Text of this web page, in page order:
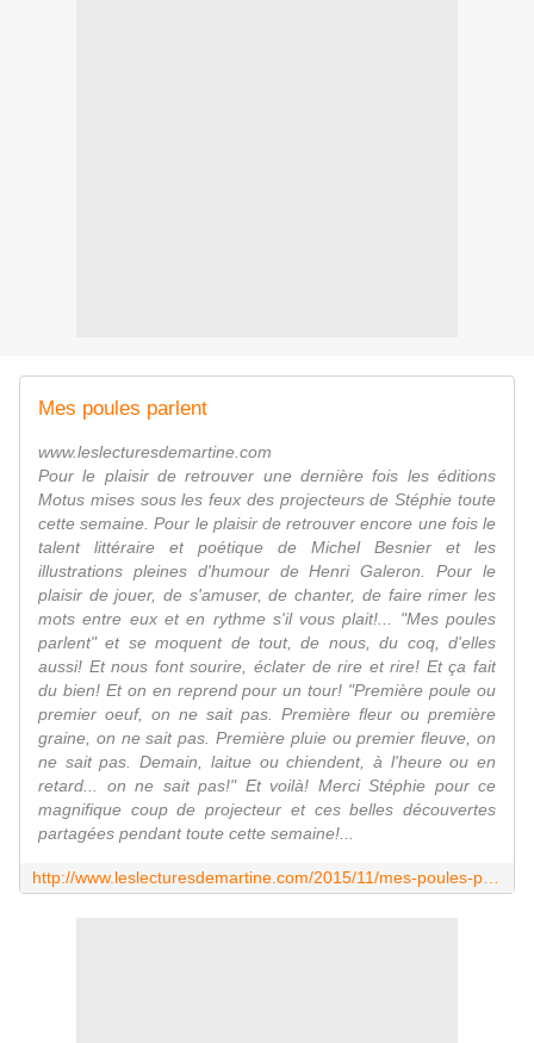
Mes poules parlent
www.leslecturesdemartine.com
Pour le plaisir de retrouver une dernière fois les éditions
Motus mises sous les feux des projecteurs de Stéphie toute
cette semaine. Pour le plaisir de retrouver encore une fois le
talent littéraire et poétique de Michel Besnier et les
illustrations pleines d'humour de Henri Galeron. Pour le
plaisir de jouer, de s'amuser, de chanter, de faire rimer les
mots entre eux et en rythme s'il vous plait!... "Mes poules
parlent" et se moquent de tout, de nous, du coq, d'elles
aussi! Et nous font sourire, éclater de rire et rire! Et ça fait
du bien! Et on en reprend pour un tour! "Première poule ou
premier oeuf, on ne sait pas. Première fleur ou première
graine, on ne sait pas. Première pluie ou premier fleuve, on
ne sait pas. Demain, laitue ou chiendent, à l'heure ou en
retard... on ne sait pas!" Et voilà! Merci Stéphie pour ce
magnifique coup de projecteur et ces belles découvertes
partagées pendant toute cette semaine!...